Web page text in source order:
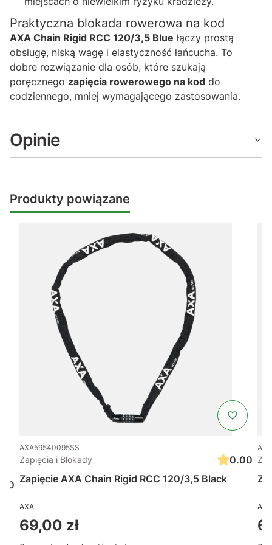
Praktyczna blokada rowerowa na kod
AXA Chain Rigid RCC 120/3,5 Blue łączy prostą
obsługę, niską wagę i elastyczność łańcucha. To
dobre rozwiązanie dla osób, które szukają
poręcznego zapięcia rowerowego na kod do
codziennego, mniej wymagającego zastosowania.
Opinie
Produkty powiązane
AXA59540095SS
Zapięcia i Blokady
0.00
Zapięcie AXA Chain Rigid RCC 120/3,5 Black
AXA
Cena
69,00 zł
AXA